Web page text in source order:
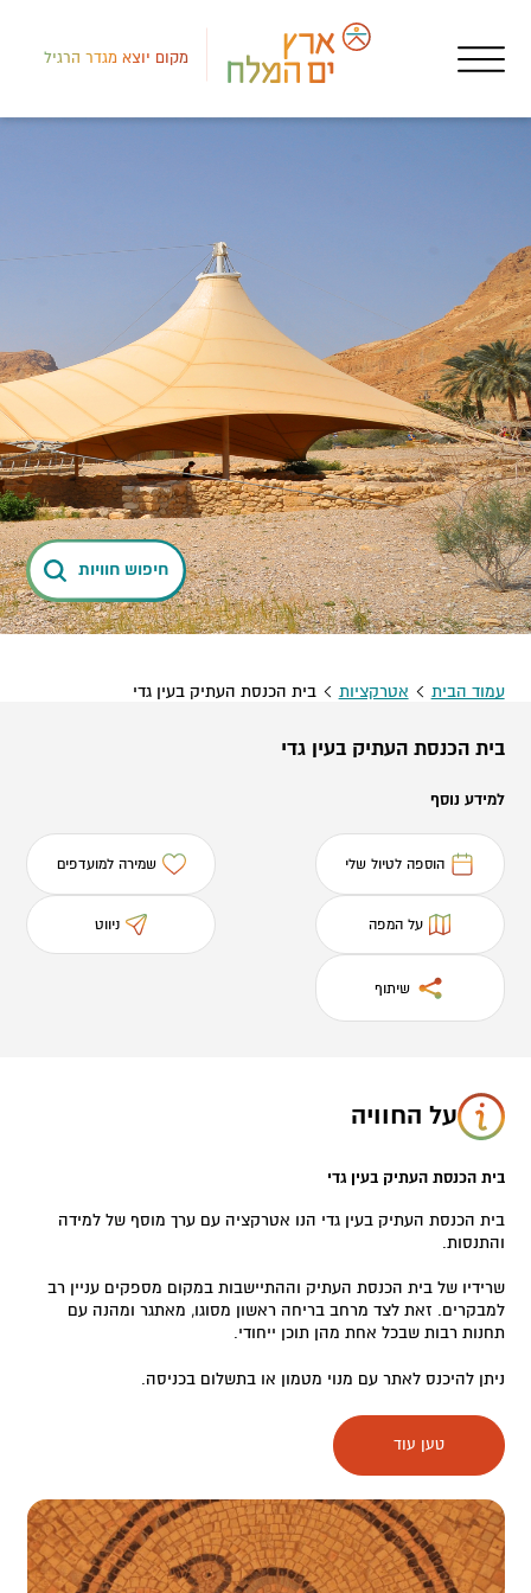
מקום יוצא מגדר הרגיל
חיפוש חוויות
עמוד הבית אטרקציות בית הכנסת העתיק בעין גדי
בית הכנסת העתיק בעין גדי
למידע נוסף
הוספה לטיול שלי שמירה למועדפים
על המפה ניווט
שיתוף
על החוויה
בית הכנסת העתיק בעין גדי
בית הכנסת העתיק בעין גדי הנו אטרקציה עם ערך מוסף של למידה
והתנסות.
שרידיו של בית הכנסת העתיק וההתיישבות במקום מספקים עניין רב
למבקרים. זאת לצד מרחב בריחה ראשון מסוגו, מאתגר ומהנה עם
תחנות רבות שבכל אחת מהן תוכן ייחודי.
ניתן להיכנס לאתר עם מנוי מטמון או בתשלום בכניסה.
את מרחב הבריחה יש להזמין בהרשמה מראש.
וכעת, לאחר שכיסינו את הפרטים הבסיסיים נצלול רגע לסיפור של
האנשים של עין גדי
עדויות ראשונות להתיישבות באזור יש כבר מהמאה ה-7 לפני הספירה,
טען עוד